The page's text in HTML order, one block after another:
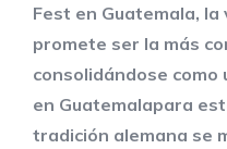
Fest en Guatemala, la
promete ser la más
consolidándose
en Guatemalapara
tradición alemana se